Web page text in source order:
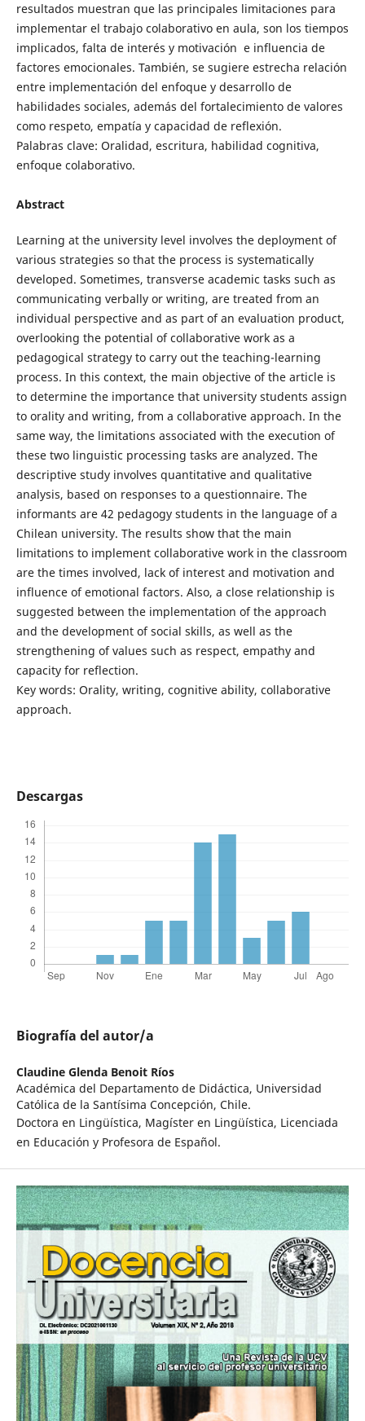
resultados muestran que las principales limitaciones para
implementar el trabajo colaborativo en aula, son los tiempos
implicados, falta de interés y motivación e influencia de
factores emocionales. También, se sugiere estrecha relación
entre implementación del enfoque y desarrollo de
habilidades sociales, además del fortalecimiento de valores
como respeto, empatía y capacidad de reflexión.
Palabras clave: Oralidad, escritura, habilidad cognitiva,
enfoque colaborativo.
Abstract
Learning at the university level involves the deployment of
various strategies so that the process is systematically
developed. Sometimes, transverse academic tasks such as
communicating verbally or writing, are treated from an
individual perspective and as part of an evaluation product,
overlooking the potential of collaborative work as a
pedagogical strategy to carry out the teaching-learning
process. In this context, the main objective of the article is
to determine the importance that university students assign
to orality and writing, from a collaborative approach. In the
same way, the limitations associated with the execution of
these two linguistic processing tasks are analyzed. The
descriptive study involves quantitative and qualitative
analysis, based on responses to a questionnaire. The
informants are 42 pedagogy students in the language of a
Chilean university. The results show that the main
limitations to implement collaborative work in the classroom
are the times involved, lack of interest and motivation and
influence of emotional factors. Also, a close relationship is
suggested between the implementation of the approach
and the development of social skills, as well as the
strengthening of values such as respect, empathy and
capacity for reflection.
Key words: Orality, writing, cognitive ability, collaborative
approach.
Descargas
Biografía del autor/a
Claudine Glenda Benoit Ríos
Académica del Departamento de Didáctica, Universidad
Católica de la Santísima Concepción, Chile.
Doctora en Lingüística, Magíster en Lingüística, Licenciada
en Educación y Profesora de Español.